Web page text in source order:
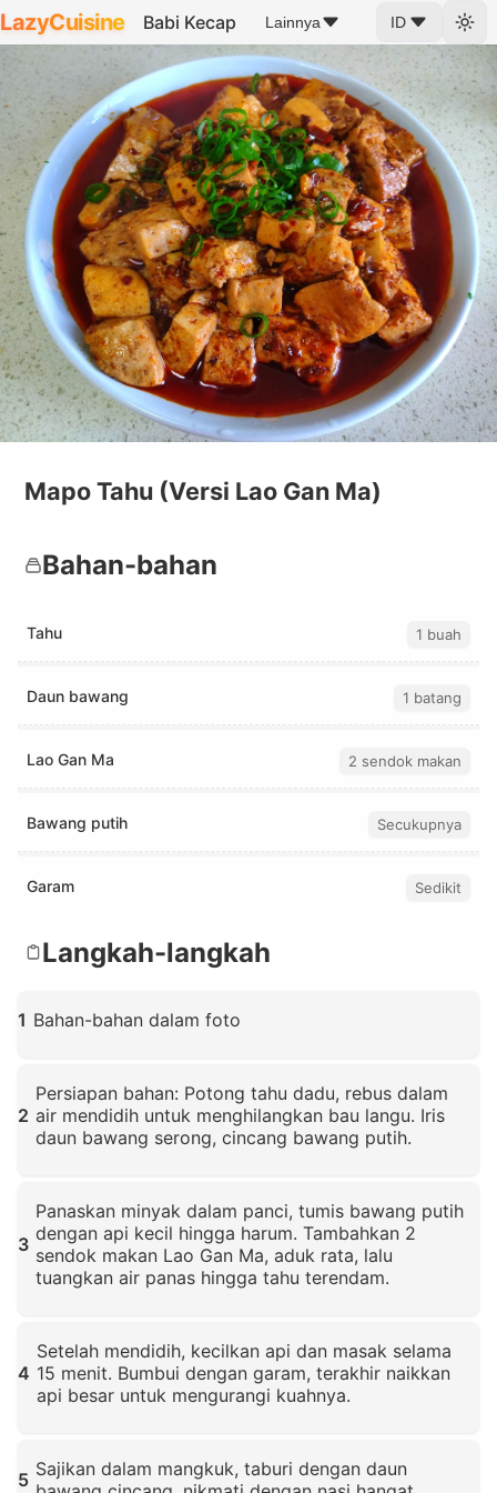
LazyCuisine Babi Kecap Lainnya ID
Mapo Tahu (Versi Lao Gan Ma)
Bahan-bahan
Tahu 1 buah
Daun bawang 1 batang
Lao Gan Ma 2 sendok makan
Bawang putih Secukupnya
Garam Sedikit
Langkah-langkah
1 Bahan-bahan dalam foto
2
Persiapan bahan: Potong tahu dadu, rebus dalam
air mendidih untuk menghilangkan bau langu. Iris
daun bawang serong, cincang bawang putih.
3
Panaskan minyak dalam panci, tumis bawang putih
dengan api kecil hingga harum. Tambahkan 2
sendok makan Lao Gan Ma, aduk rata, lalu
tuangkan air panas hingga tahu terendam.
4
Setelah mendidih, kecilkan api dan masak selama
15 menit. Bumbui dengan garam, terakhir naikkan
api besar untuk mengurangi kuahnya.
5 Sajikan dalam mangkuk, taburi dengan daun